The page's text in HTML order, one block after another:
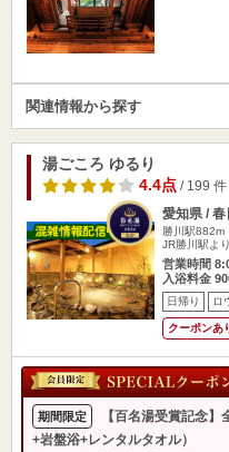
関連情報から探す
湯ごころ ゆるり
4.4点/ 199 件
愛知県 /
勝川駅882m
JR勝川駅よ
営業時間
入浴料金
日帰り ロ
クーポンあ
期間限定
【百名湯受賞記念
+岩盤浴+レンタルタオル）